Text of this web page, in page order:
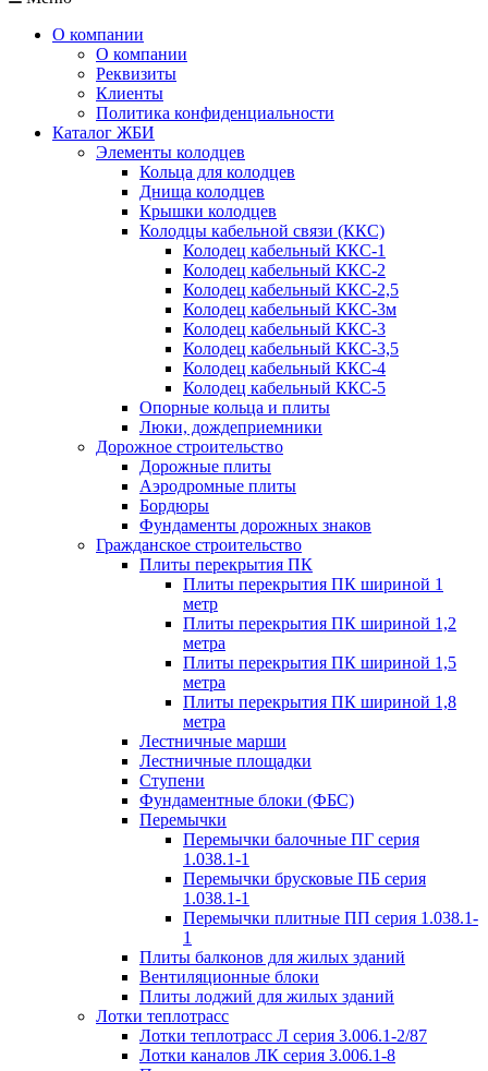
О компании
О компании
Реквизиты
Клиенты
Политика конфиденциальности
Каталог ЖБИ
Элементы колодцев
Кольца для колодцев
Днища колодцев
Крышки колодцев
Колодцы кабельной связи (ККС)
Колодец кабельный ККС-1
Колодец кабельный ККС-2
Колодец кабельный ККС-2,5
Колодец кабельный ККС-3м
Колодец кабельный ККС-3
Колодец кабельный ККС-3,5
Колодец кабельный ККС-4
Колодец кабельный ККС-5
Опорные кольца и плиты
Люки, дождеприемники
Дорожное строительство
Дорожные плиты
Аэродромные плиты
Бордюры
Фундаменты дорожных знаков
Гражданское строительство
Плиты перекрытия ПК
Плиты перекрытия ПК шириной 1
метр
Плиты перекрытия ПК шириной 1,2
метра
Плиты перекрытия ПК шириной 1,5
метра
Плиты перекрытия ПК шириной 1,8
метра
Лестничные марши
Лестничные площадки
Ступени
Фундаментные блоки (ФБС)
Перемычки
Перемычки балочные ПГ серия
1.038.1-1
Перемычки брусковые ПБ серия
1.038.1-1
Перемычки плитные ПП серия 1.038.1-
1
Плиты балконов для жилых зданий
Вентиляционные блоки
Плиты лоджий для жилых зданий
Лотки теплотрасс
Лотки теплотрасс Л серия 3.006.1-2/87
Лотки каналов ЛК серия 3.006.1-8